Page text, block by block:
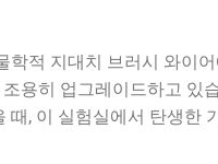
학적 지대치 브러시 와이
용히 업그레이드하고 있
, 이 실험실에서 탄생한